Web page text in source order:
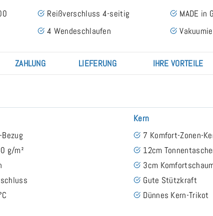
Reißverschluss 4-seitig
4 Wendeschlaufen
MADE in
ZAHLUNG LIEFERUNG IHRE VORTEILE
g/m²
Kern
7 Komfort-Zonen-
12cm
3cm
Gute Stützkraft
Dünnes Kern-Trikot